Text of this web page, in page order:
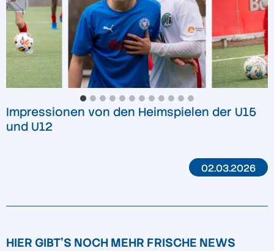
Impressionen von den Heimspielen der U15
und U12
02.03.2026
HIER GIBT'S NOCH MEHR FRISCHE NEWS